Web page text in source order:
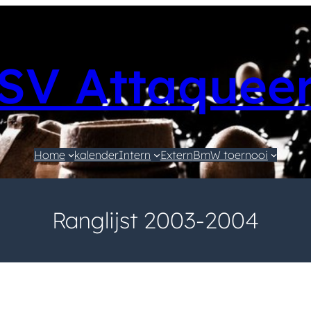
Home kalenderIntern ExternBmW toernooi
Ranglijst 2003-2004